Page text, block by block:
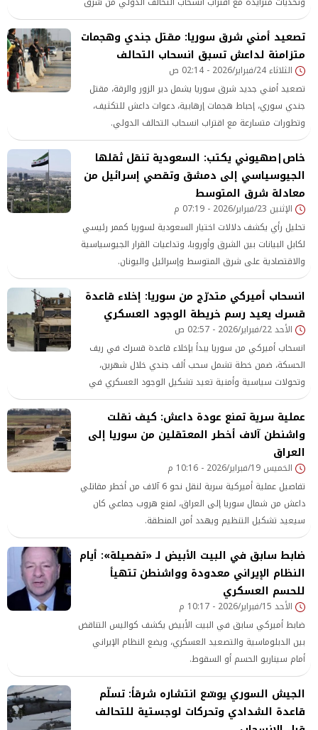
سوريا.
تصعيد أمني شرق سوريا: مقتل جندي وهجمات
متزامنة لداعش تسبق انسحاب التحالف
الثلاثاء 24/فبراير/2026 - 02:14 ص
تصعيد أمني جديد شرق سوريا يشمل دير الزور والرقة، مقتل
جندي سوري، إحباط هجمات إرهابية، دعوات داعش للتكثيف،
وتطورات متسارعة مع اقتراب انسحاب التحالف الدولي.
خاص|صهيوني يكتب: السعودية تنقل ثقلها
الجيوسياسي إلى دمشق وتقصي إسرائيل من
معادلة شرق المتوسط
الإثنين 23/فبراير/2026 - 07:19 م
تحليل رأي يكشف دلالات اختيار السعودية لسوريا كممر رئيسي
لكابل البيانات بين الشرق وأوروبا، وتداعيات القرار الجيوسياسية
والاقتصادية على شرق المتوسط وإسرائيل واليونان.
انسحاب أميركي متدرّج من سوريا: إخلاء قاعدة
قسرك يعيد رسم خريطة الوجود العسكري
الأحد 22/فبراير/2026 - 02:57 ص
انسحاب أميركي من سوريا يبدأ بإخلاء قاعدة قسرك في ريف
الحسكة، ضمن خطة تشمل سحب ألف جندي خلال شهرين،
وتحولات سياسية وأمنية تعيد تشكيل الوجود العسكري في
البلاد.
عملية سرية تمنع عودة داعش: كيف نقلت
واشنطن آلاف أخطر المعتقلين من سوريا إلى
العراق
الخميس 19/فبراير/2026 - 10:16 م
تفاصيل عملية أميركية سرية لنقل نحو 6 آلاف من أخطر مقاتلي
داعش من شمال سوريا إلى العراق، لمنع هروب جماعي كان
سيعيد تشكيل التنظيم ويهدد أمن المنطقة.
ضابط سابق في البيت الأبيض لـ «تفصيلة»: أيام
النظام الإيراني معدودة وواشنطن تتهيأ
للحسم العسكري
الأحد 15/فبراير/2026 - 10:17 م
ضابط أميركي سابق في البيت الأبيض يكشف كواليس التناقض
بين الدبلوماسية والتصعيد العسكري، ويضع النظام الإيراني
أمام سيناريو الحسم أو السقوط.
الجيش السوري يوسّع انتشاره شرقاً: تسلّم
قاعدة الشدادي وتحركات لوجستية للتحالف